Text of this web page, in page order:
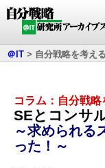
＠IT > 自分戦略を考え
コラム：自分戦略
SEとコンサ
～求められる
った！～